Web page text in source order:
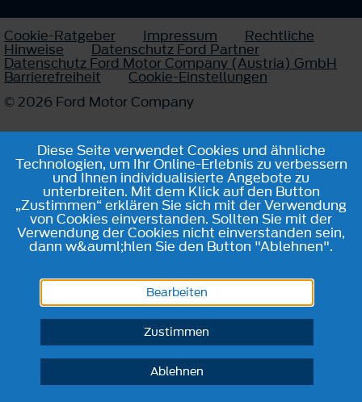
Cookie-Ratgeber Impressum Rechtliche
Hinweise Datenschutz Ford Partner
Datenschutz Ford Motor Company (Austria) GmbH
Barrierefreiheit
Cookie-Einstellungen
© 2026 Ford Motor Company
Diese Seite verwendet Cookies und ähnliche
Technologien, um Ihr Online-Erlebnis zu verbessern
und Ihnen individualisierte Angebote zu
unterbreiten. Mit dem Klick auf den Button
„Zustimmen“ erklären Sie sich mit der Verwendung
von Cookies einverstanden. Sollten Sie mit der
Verwendung der Cookies nicht einverstanden sein,
dann w&auml;hlen Sie den Button "Ablehnen".
Bearbeiten
Zustimmen
Ablehnen